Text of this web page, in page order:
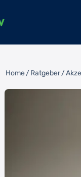
Home/Ratgeber/